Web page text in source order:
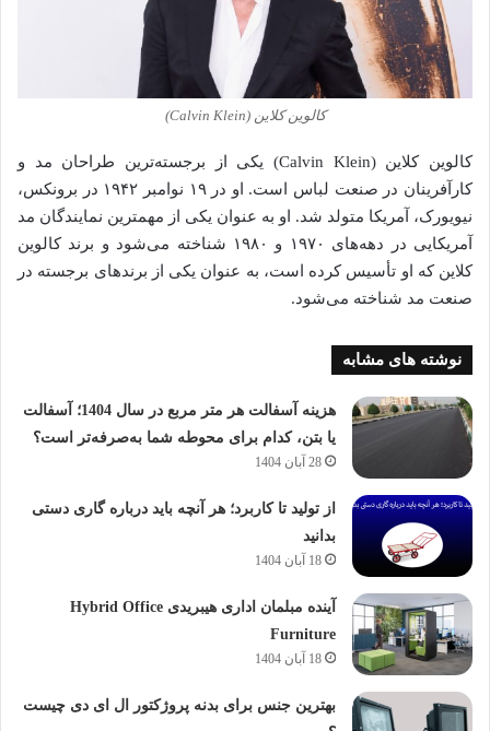
کالوین کلاین (Calvin Klein)
کالوین کلاین (Calvin Klein) یکی از برجسته‌ترین طراحان مد و
کارآفرینان در صنعت لباس است. او در ۱۹ نوامبر ۱۹۴۲ در برونکس،
نیویورک، آمریکا متولد شد. او به عنوان یکی از مهمترین نمایندگان مد
آمریکایی در دهه‌های ۱۹۷۰ و ۱۹۸۰ شناخته می‌شود و برند کالوین
کلاین که او تأسیس کرده است، به عنوان یکی از برندهای برجسته در
صنعت مد شناخته می‌شود.
نوشته های مشابه
هزینه آسفالت هر متر مربع در سال 1404؛ آسفالت
یا بتن، کدام برای محوطه شما به‌صرفه‌تر است؟
28 آبان 1404
از تولید تا کاربرد؛ هر آنچه باید درباره گاری دستی
بدانید
18 آبان 1404
آینده مبلمان اداری هیبریدی Hybrid Office
Furniture
18 آبان 1404
بهترین جنس برای بدنه پروژکتور ال ای دی چیست